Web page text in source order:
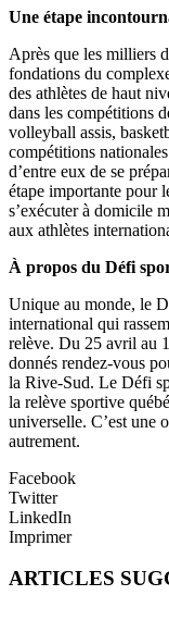
Une étape
Après que les milliers
fondations du
des athlètes de haut
dans les compétitions
volleyball assis,
compétitions
d’entre eux de se
étape importante pour
s’exécuter à domicile
aux athlètes
À propos du Défi
Unique au monde, le
international qui
relève. Du 25 avril au
donnés rendez-vous
la Rive-Sud. Le Défi
la relève sportive
universelle. C’est une
autrement.
Facebook
Twitter
LinkedIn
Imprimer
ARTICLES